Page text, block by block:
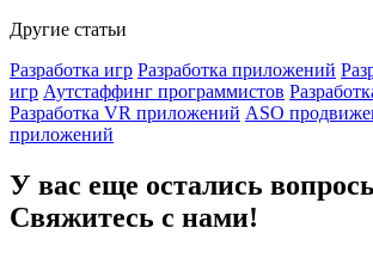
Другие статьи
Разработка игр Разработка приложений
игр Аутстаффинг программистов
Разработка VR приложений ASO
приложений
У вас еще остались
Свяжитесь с нами!